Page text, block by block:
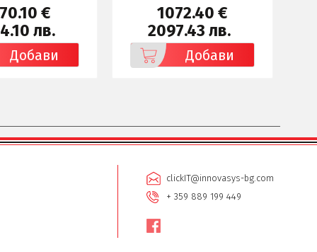
€
лв.
Добави
1072.40 €
2097.43 лв.
Добави
clickIT@innovasys-bg.com
+ 359 889 199 449